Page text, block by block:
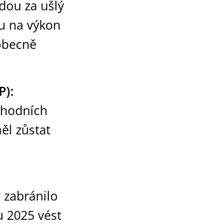
za ušlý
na výkon
zůstat
zabránilo
2025 vést